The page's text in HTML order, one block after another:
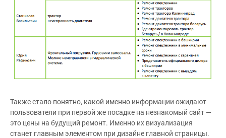
Также стало понятно, какой именно информации ожидают
пользователи при первой же посадке на незнакомый сайт —
это цены на будущий ремонт. Именно их визуализация
станет главным элементом при дизайне главной страницы.